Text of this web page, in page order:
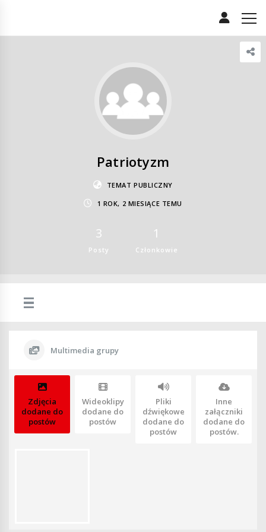
Patriotyzm
TEMAT PUBLICZNY
1 ROK, 2 MIESIĄCE TEMU
3
Posty
1
Członkowie
Multimedia grupy
Zdjęcia
dodane do
postów
Wideoklipy
dodane do
postów
Pliki
dźwiękowe
dodane do
postów
Inne
załączniki
dodane do
postów.